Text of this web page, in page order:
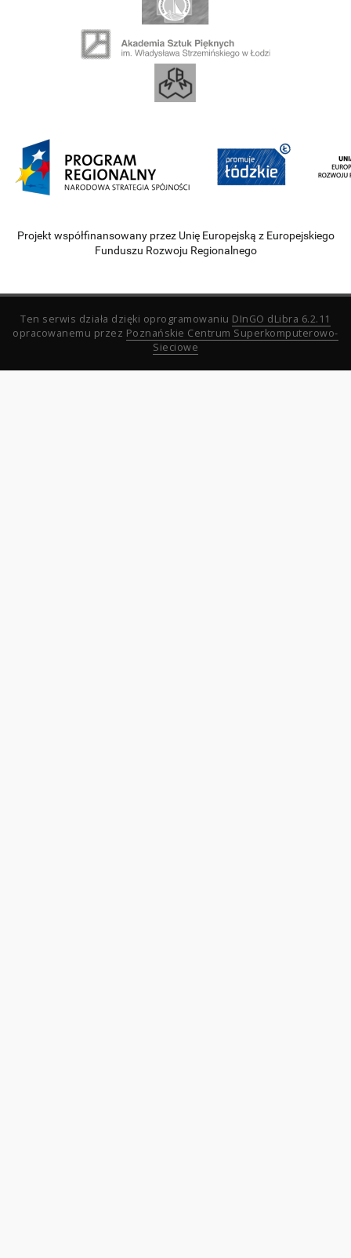
Projekt współfinansowany przez Unię Europejską z Europejskiego
Funduszu Rozwoju Regionalnego
Ten serwis działa dzięki oprogramowaniu DInGO dLibra 6.2.11
opracowanemu przez Poznańskie Centrum Superkomputerowo-
Sieciowe